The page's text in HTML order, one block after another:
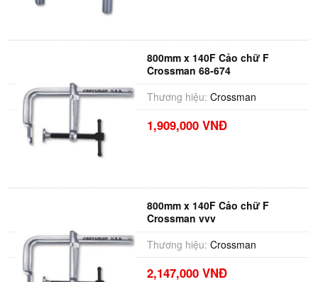
800mm x 140F Cảo chữ F
Crossman 68-674
Thương hiệu: Crossman
1,909,000 VNĐ
800mm x 140F Cảo chữ F
Crossman vvv
Thương hiệu: Crossman
2,147,000 VNĐ